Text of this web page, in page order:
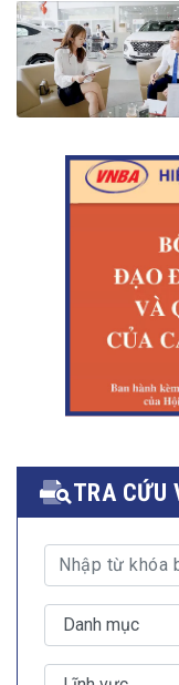
TRA CỨU